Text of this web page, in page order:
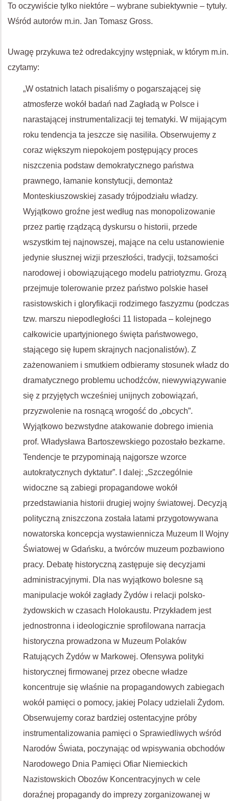
To oczywiście tylko niektóre – wybrane subiektywnie – tytuły.
Wśród autorów m.in. Jan Tomasz Gross.
Uwagę przykuwa też odredakcyjny wstępniak, w którym m.in.
czytamy:
„W ostatnich latach pisaliśmy o pogarszającej się
atmosferze wokół badań nad Zagładą w Polsce i
narastającej instrumentalizacji tej tematyki. W mijającym
roku tendencja ta jeszcze się nasiliła. Obserwujemy z
coraz większym niepokojem postępujący proces
niszczenia podstaw demokratycznego państwa
prawnego, łamanie konstytucji, demontaż
Monteskiuszowskiej zasady trójpodziału władzy.
Wyjątkowo groźne jest według nas monopolizowanie
przez partię rządzącą dyskursu o historii, przede
wszystkim tej najnowszej, mające na celu ustanowienie
jedynie słusznej wizji przeszłości, tradycji, tożsamości
narodowej i obowiązującego modelu patriotyzmu. Grozą
przejmuje tolerowanie przez państwo polskie haseł
rasistowskich i gloryfikacji rodzimego faszyzmu (podczas
tzw. marszu niepodległości 11 listopada – kolejnego
całkowicie upartyjnionego święta państwowego,
stającego się łupem skrajnych nacjonalistów). Z
zażenowaniem i smutkiem odbieramy stosunek władz do
dramatycznego problemu uchodźców, niewywiązywanie
się z przyjętych wcześniej unijnych zobowiązań,
przyzwolenie na rosnącą wrogość do „obcych”.
Wyjątkowo bezwstydne atakowanie dobrego imienia
prof. Władysława Bartoszewskiego pozostało bezkarne.
Tendencje te przypominają najgorsze wzorce
autokratycznych dyktatur”. I dalej: „Szczególnie
widoczne są zabiegi propagandowe wokół
przedstawiania historii drugiej wojny światowej. Decyzją
polityczną zniszczona została latami przygotowywana
nowatorska koncepcja wystawiennicza Muzeum II Wojny
Światowej w Gdańsku, a twórców muzeum pozbawiono
pracy. Debatę historyczną zastępuje się decyzjami
administracyjnymi. Dla nas wyjątkowo bolesne są
manipulacje wokół zagłady Żydów i relacji polsko-
żydowskich w czasach Holokaustu. Przykładem jest
jednostronna i ideologicznie sprofilowana narracja
historyczna prowadzona w Muzeum Polaków
Ratujących Żydów w Markowej. Ofensywa polityki
historycznej firmowanej przez obecne władze
koncentruje się właśnie na propagandowych zabiegach
wokół pamięci o pomocy, jakiej Polacy udzielali Żydom.
Obserwujemy coraz bardziej ostentacyjne próby
instrumentalizowania pamięci o Sprawiedliwych wśród
Narodów Świata, poczynając od wpisywania obchodów
Narodowego Dnia Pamięci Ofiar Niemieckich
Nazistowskich Obozów Koncentracyjnych w cele
doraźnej propagandy do imprezy zorganizowanej w